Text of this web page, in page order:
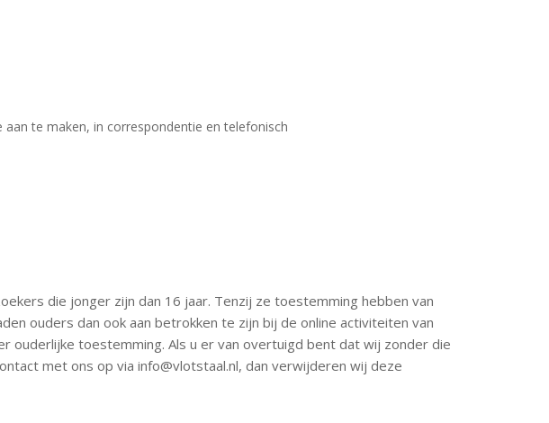
te maken, in correspondentie en telefonisch
die jonger zijn dan 16 jaar. Tenzij ze toestemming hebben van
ouders dan ook aan betrokken te zijn bij de online activiteiten van
ouderlijke toestemming. Als u er van overtuigd bent dat wij zonder die
met ons op via info@vlotstaal.nl, dan verwijderen wij deze